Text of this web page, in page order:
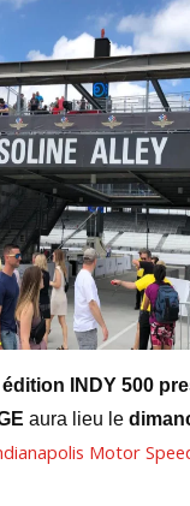
édition INDY 500
aura lieu le
Motor